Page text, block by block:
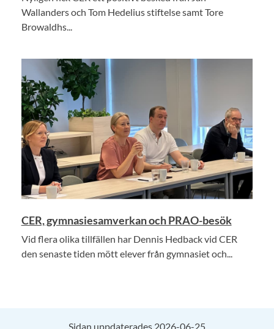
Wallanders och Tom Hedelius stiftelse samt Tore
Browaldhs...
CER, gymnasiesamverkan och PRAO-besök
Vid flera olika tillfällen har Dennis Hedback vid CER
den senaste tiden mött elever från gymnasiet och...
Sidan uppdaterades 2026-06-25